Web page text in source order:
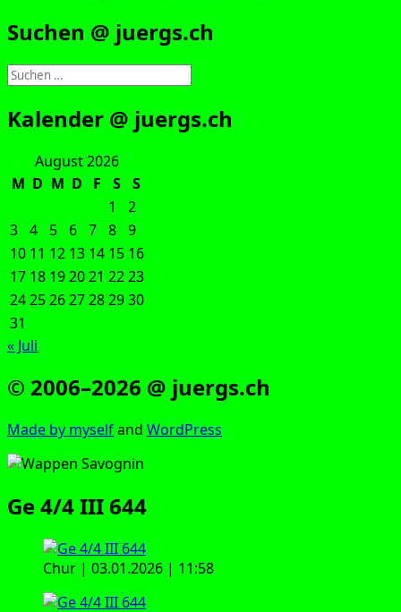
Suchen @ juergs.ch
Suchen
nach:
Kalender @ juergs.ch
August 2026
M D M D F S
S
1
2
3 4 5 6 7 8 9
10 11 12 13 14 15 16
17 18 192021 2223
24252627282930
31
« Juli
© 2006–2026 @ juergs.ch
Made by mys­elfand Word­Press
Ge 4/4 III 644
Chur | 03.01.2026 | 11:58